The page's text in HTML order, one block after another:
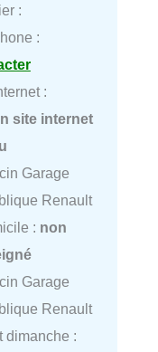
:
:
:
site internet
Garage
Renault
: non
Garage
Renault
dimanche :